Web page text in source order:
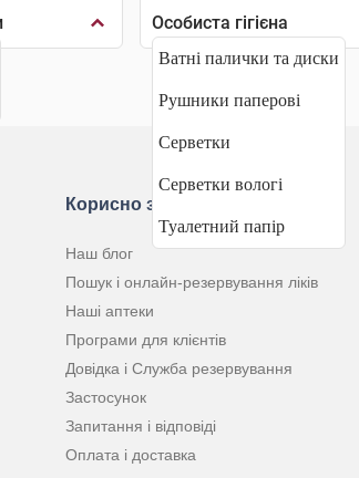
Особиста гігієна
Ватні палички та диски
Рушники паперові
Серветки
Серветки вологі
Туалетний папір
Корисно знати
Наш блог
Пошук і онлайн-резервування ліків
Наші аптеки
Програми для клієнтів
Довідка і Служба резервування
Застосунок
Запитання і відповіді
Оплата і доставка